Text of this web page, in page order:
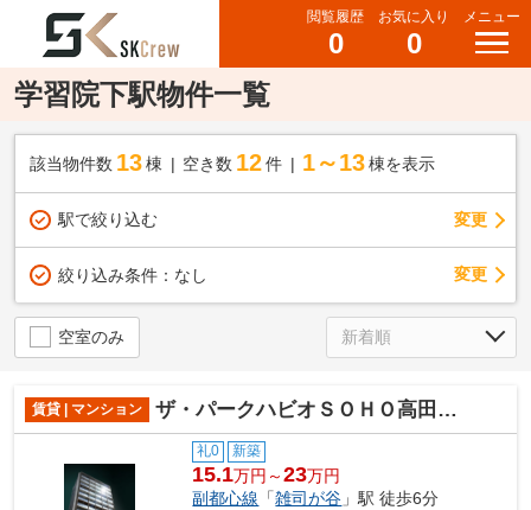
閲覧履歴
0
お気に入り
0
メニュー
学習院下駅物件一覧
該当物件数 13棟 空き数 12 件 1～13 棟を表示
駅で絞り込む 変更
絞り込み条件： なし 変更
空室のみ
賃貸 | マンション ザ・パークハビオＳＯＨＯ高田馬場テラス
礼0 新築
15.1万円～23万円
副都心線 「雑司が谷 」駅 徒歩6分